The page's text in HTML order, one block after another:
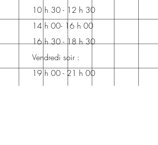
10 h 30 - 12 h 30
14 h 00- 16 h 00
16 h 30 - 18 h 30
Vendredi soir :
19 h 00 - 21 h 00